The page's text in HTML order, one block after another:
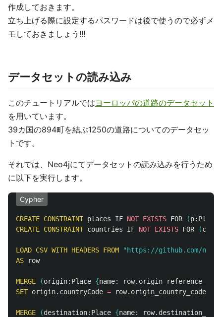
作成しておきます。
立ち上げる際に設定するパスワードは後で使うので必ずメ
モしておきましょう!!!
データセットの読み込み
このチュートリアルではヨーロッパの道路のデータセット
を用いています。
39カ国の894町を結ぶ1250の道路についてのデータセッ
トです。
それでは、Neo4jにてデータセットの読み込みを行うため
に以下を実行します。
Cypher
CREATE CONSTRAINT places IF NOT EXISTS FOR (p: Place
CREATE CONSTRAINT countries IF NOT EXISTS FOR (c:
LOAD CSV WITH HEADERS FROM
"https://github.com/
AS
row
MERGE (origin: Place {name:
SET origin.countryCode = row.origin_country_code
MERGE (destination: Place {name: